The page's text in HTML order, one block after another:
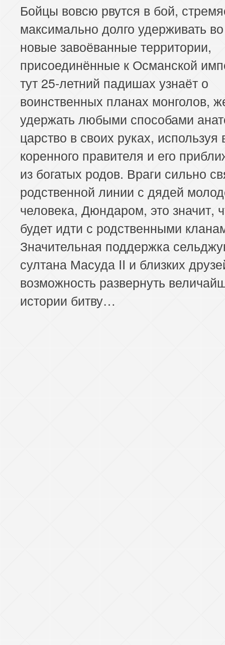
Бойцы вовсю рвутся в бой,
максимально долго удерживать
новые завоёванные территории,
присоединённые к Османской
тут 25-летний падишах узнаёт о
воинственных планах монголов,
удержать любыми способами
царство в своих руках, используя
коренного правителя и его
из богатых родов. Враги сильно
родственной линии с дядей
человека, Дюндаром, это значит,
будет идти с родственными
Значительная поддержка
султана Масуда II и близких
возможность развернуть
истории битву…